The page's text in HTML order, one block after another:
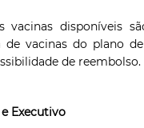
vacinas disponíveis
vacinas do plano
de reembolso.
Executivo